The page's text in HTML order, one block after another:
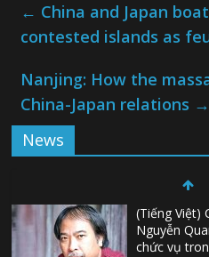
← China and Japan
contested islands as
Nanjing: How the
China-Japan relations →
News
(Tiếng Việt)
Nguyễn
chức vụ